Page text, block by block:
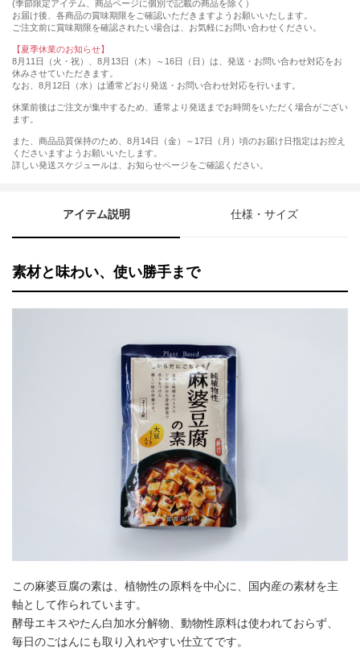
(季節限定アイテム、商品ページに個別で記載の商品を除く）
お届け後、各商品の賞味期限をご確認いただきますようお願いいたします。
ご注文前に賞味期限を確認されたい場合は、お気軽にお問い合わせください。
【夏季休業のお知らせ】
8月11日（火・祝）、8月13日（木）～16日（日）は、発送・お問い合わせ対応をお
休みさせていただきます。
なお、8月12日（水）は通常どおり発送・お問い合わせ対応を行います。
休業前後はご注文が集中するため、通常より発送までお時間をいただく場合がござい
ます。
また、商品品質保持のため、8月14日（金）～17日（月）頃のお届け日指定はお控え
くださいますようお願いいたします。
詳しい発送スケジュールは、お知らせページをご確認ください。
アイテム説明 仕様・サイズ
素材と味わい、使い勝手まで
この麻婆豆腐の素は、植物性の原料を中心に、国内産の素材を主
軸として作られています。
酵母エキスやたん白加水分解物、動物性原料は使われておらず、
毎日のごはんにも取り入れやすい仕立てです。